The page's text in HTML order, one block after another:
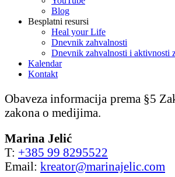
Blog
Besplatni resursi
Heal your Life
Dnevnik zahvalnosti
Dnevnik zahvalnosti i aktivnosti
Kalendar
Kontakt
Obaveza informacija prema §5
zakona o medijima.
Marina Jelić
T: +385 99 8295522
Email: kreator@marinajelic.com